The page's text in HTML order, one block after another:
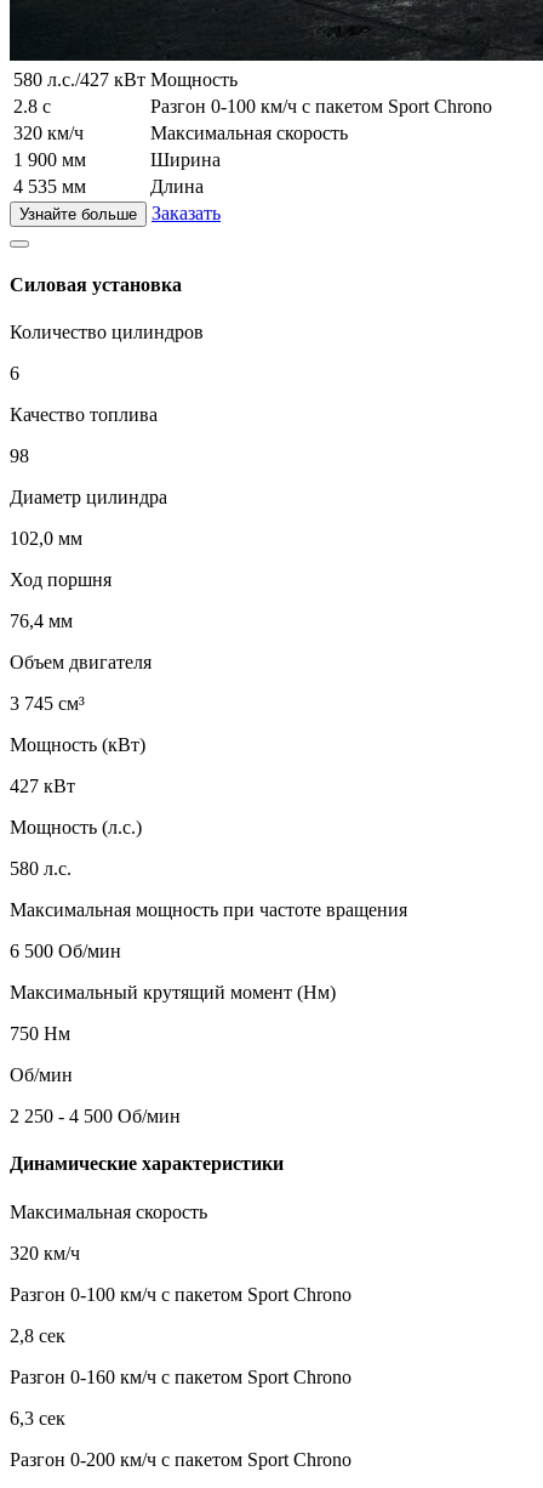
580 л.с./427 кВт Мощность
2.8 с
Разгон 0-100 км/ч с пакетом Sport Chrono
320 км/ч
Максимальная скорость
1 900 мм
Ширина
4 535 мм
Длина
Узнайте больше Заказать
Силовая установка
Количество цилиндров
6
Качество топлива
98
Диаметр цилиндра
102,0 мм
Ход поршня
76,4 мм
Объем двигателя
3 745 см³
Мощность (кВт)
427 кВт
Мощность (л.с.)
580 л.с.
Максимальная мощность при частоте вращения
6 500 Об/мин
Максимальный крутящий момент (Нм)
750 Нм
Об/мин
2 250 - 4 500 Об/мин
Динамические характеристики
Максимальная скорость
320 км/ч
Разгон 0-100 км/ч с пакетом Sport Chrono
2,8 сек
Разгон 0-160 км/ч с пакетом Sport Chrono
6,3 сек
Разгон 0-200 км/ч с пакетом Sport Chrono